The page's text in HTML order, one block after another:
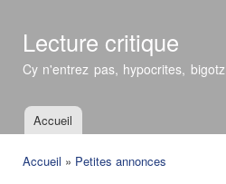
Lecture critique
Cy n'entrez pas, hypocrites, bigotz
Menu principal
Accueil
Accueil » Petites annonces